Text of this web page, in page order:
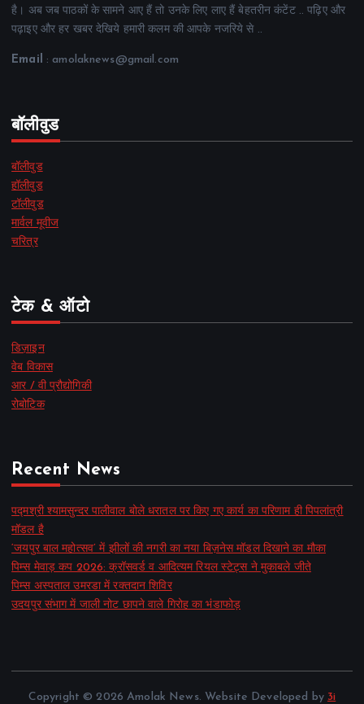
है। अब जब पाठकों के सामने आए हैं तो उनके लिए लाए हैं बेहतरीन कंटेंट .. पढ़िए और
पढ़ाइए और हर खबर देखिये हमारी कलम की आपके नजरिये से ..
Email : amolaknews@gmail.com
बॉलीवुड
बॉलीवुड
हॉलीवुड
टॉलीवुड
मार्वल मूवीज
चरित्र
टेक & ऑटो
डिज़ाइन
वेब विकास
आर / वी प्रौद्योगिकी
रोबोटिक
Recent News
पद्मश्री श्यामसुन्दर पालीवाल बोले धरातल पर किए गए कार्य का परिणाम ही पिपलांत्री
मॉडल है
‘जयपुर बाल महोत्सव’ में झीलों की नगरी का नया बिज़नेस मॉडल दिखाने का मौका
पिम्स मेवाड़ कप 2026: क्रॉसवर्ड व आदित्यम रियल स्टेट्स ने मुकाबले जीते
पिम्स अस्पताल उमरडा में रक्तदान शिविर
उदयपुर संभाग में जाली नोट छापने वाले गिरोह का भंडाफोड़
Copyright © 2026 Amolak News. Website Developed by 3i